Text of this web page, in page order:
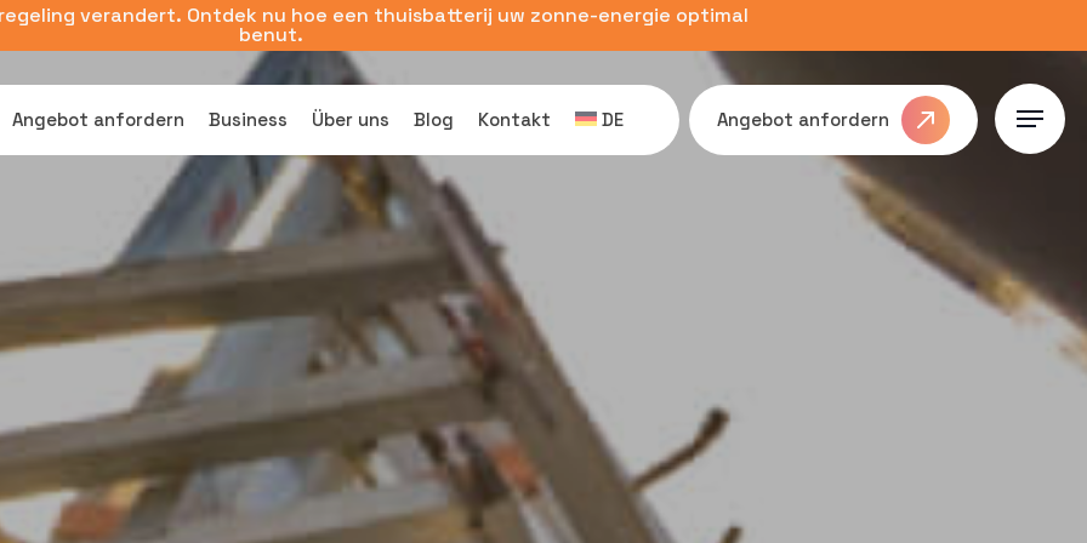
verandert. Ontdek nu hoe een thuisbatterij uw zonne-energie optimal
benut.
Angebot anfordern Business Über uns Blog Kontakt DE Angebot anfordern Menu